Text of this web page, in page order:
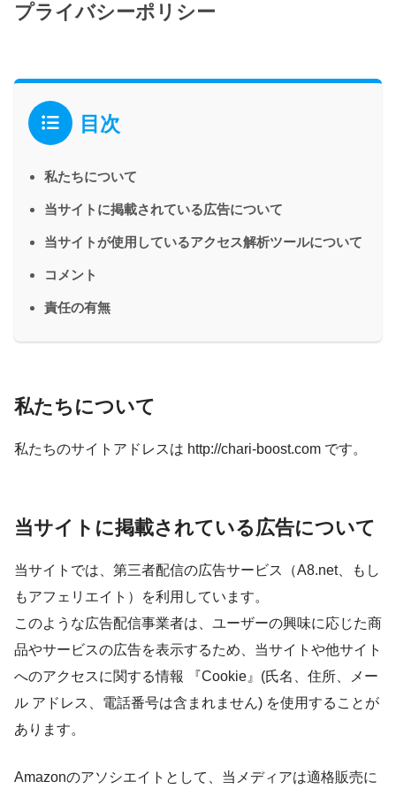
プライバシーポリシー
目次
私たちについて
当サイトに掲載されている広告について
当サイトが使用しているアクセス解析ツールについて
コメント
責任の有無
私たちについて
私たちのサイトアドレスは http://chari-boost.com です。
当サイトに掲載されている広告について
当サイトでは、第三者配信の広告サービス（A8.net、もし
もアフェリエイト）を利用しています。
このような広告配信事業者は、ユーザーの興味に応じた商
品やサービスの広告を表示するため、当サイトや他サイト
へのアクセスに関する情報 『Cookie』(氏名、住所、メー
ル アドレス、電話番号は含まれません) を使用することが
あります。
Amazonのアソシエイトとして、当メディアは適格販売に